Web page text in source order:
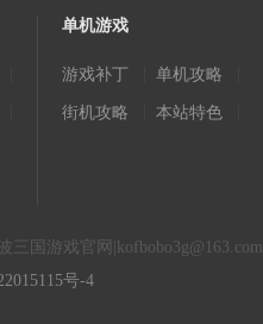
单机游戏
游戏补丁 单机攻略
街机攻略 本站特色
三国游戏官网|
kofbobo3g@163.com
号-4